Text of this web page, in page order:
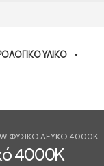
ΥΛΙΚΟ
ΦΥΣΙΚΌ ΛΕΥΚΌ 4000K
4000K